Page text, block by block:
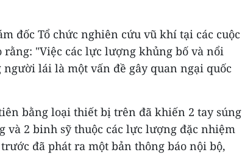
đốc Tổ chức nghiên cứu vũ khí tại các cuộc
rằng: "Việc các lực lượng khủng bố và nổi
lái là một vấn đề gây quan ngại quốc
bằng loại thiết bị trên đã khiến 2 tay súng
và 2 binh sỹ thuộc các lực lượng đặc nhiệm
đã phát ra một bản thông báo nội bộ,